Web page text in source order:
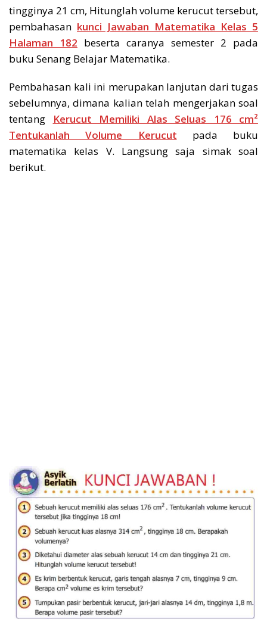
tingginya 21 cm, Hitunglah volume kerucut tersebut,
pembahasan kunci Jawaban Matematika Kelas 5
Halaman 182 beserta caranya semester 2 pada
buku Senang Belajar Matematika.
Pembahasan kali ini merupakan lanjutan dari tugas
sebelumnya, dimana kalian telah mengerjakan soal
tentang
Kerucut Memiliki Alas Seluas 176 cm²
Tentukanlah Volume Kerucut pada buku
matematika kelas V. Langsung saja simak soal
berikut.